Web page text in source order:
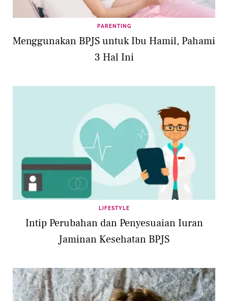
PARENTING
Menggunakan BPJS untuk Ibu Hamil, Pahami
3 Hal Ini
LIFESTYLE
Intip Perubahan dan Penyesuaian Iuran
Jaminan Kesehatan BPJS